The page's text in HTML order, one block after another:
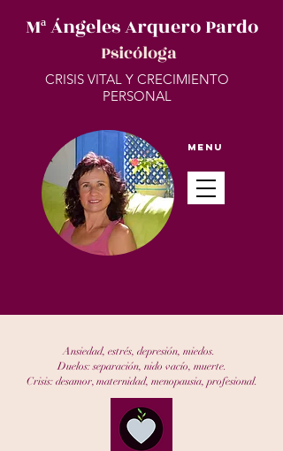
Mª Ángeles Arquero Pardo
Psicóloga
CRISIS VITAL Y CRECIMIENTO
PERSONAL
Menu
Ansiedad, estrés, depresión, miedos.
Duelos: separación, nido vacío, muerte.
Crisis: desamor, maternidad, menopausia, profesional.